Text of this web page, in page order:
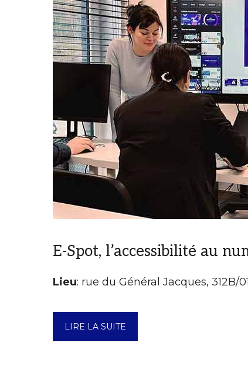
E-Spot, l’accessibilité au
Lieu: rue du Général Jacques, 312B/
LIRE LA SUITE